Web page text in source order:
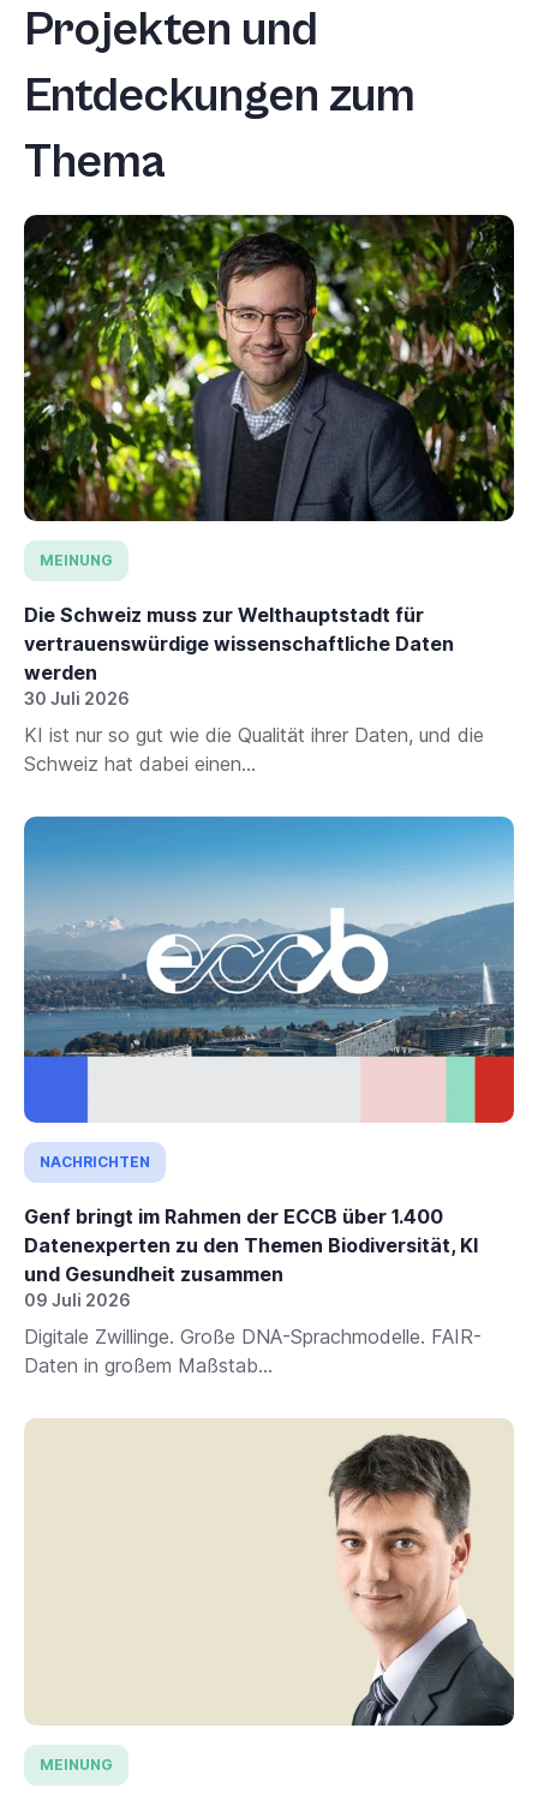
Projekten und
Entdeckungen zum
Thema
MEINUNG
Die Schweiz muss zur Welthauptstadt für
vertrauenswürdige wissenschaftliche Daten
werden
30 Juli 2026
KI ist nur so gut wie die Qualität ihrer Daten, und die
Schweiz hat dabei einen...
NACHRICHTEN
Genf bringt im Rahmen der ECCB über 1.400
Datenexperten zu den Themen Biodiversität, KI
und Gesundheit zusammen
09 Juli 2026
Digitale Zwillinge. Große DNA-Sprachmodelle. FAIR-
Daten in großem Maßstab...
MEINUNG